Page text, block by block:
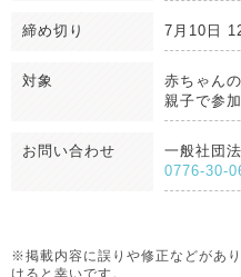
締め切り 7月10日
対象
赤ちゃん
親子で参加
お問い合わせ
一般社団
0776-30-
※掲載内容に誤りや修正などがあり
けると幸いです。